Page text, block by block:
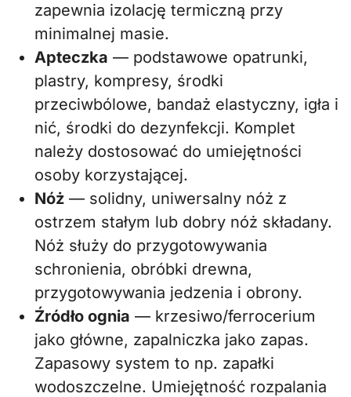
zapewnia izolację termiczną przy
minimalnej masie.
Apteczka — podstawowe opatrunki,
plastry, kompresy, środki
przeciwbólowe, bandaż elastyczny, igła i
nić, środki do dezynfekcji. Komplet
należy dostosować do umiejętności
osoby korzystającej.
Nóż — solidny, uniwersalny nóż z
ostrzem stałym lub dobry nóż składany.
Nóż służy do przygotowywania
schronienia, obróbki drewna,
przygotowywania jedzenia i obrony.
Źródło ognia — krzesiwo/ferrocerium
jako główne, zapalniczka jako zapas.
Zapasowy system to np. zapałki
wodoszczelne. Umiejętność rozpalania